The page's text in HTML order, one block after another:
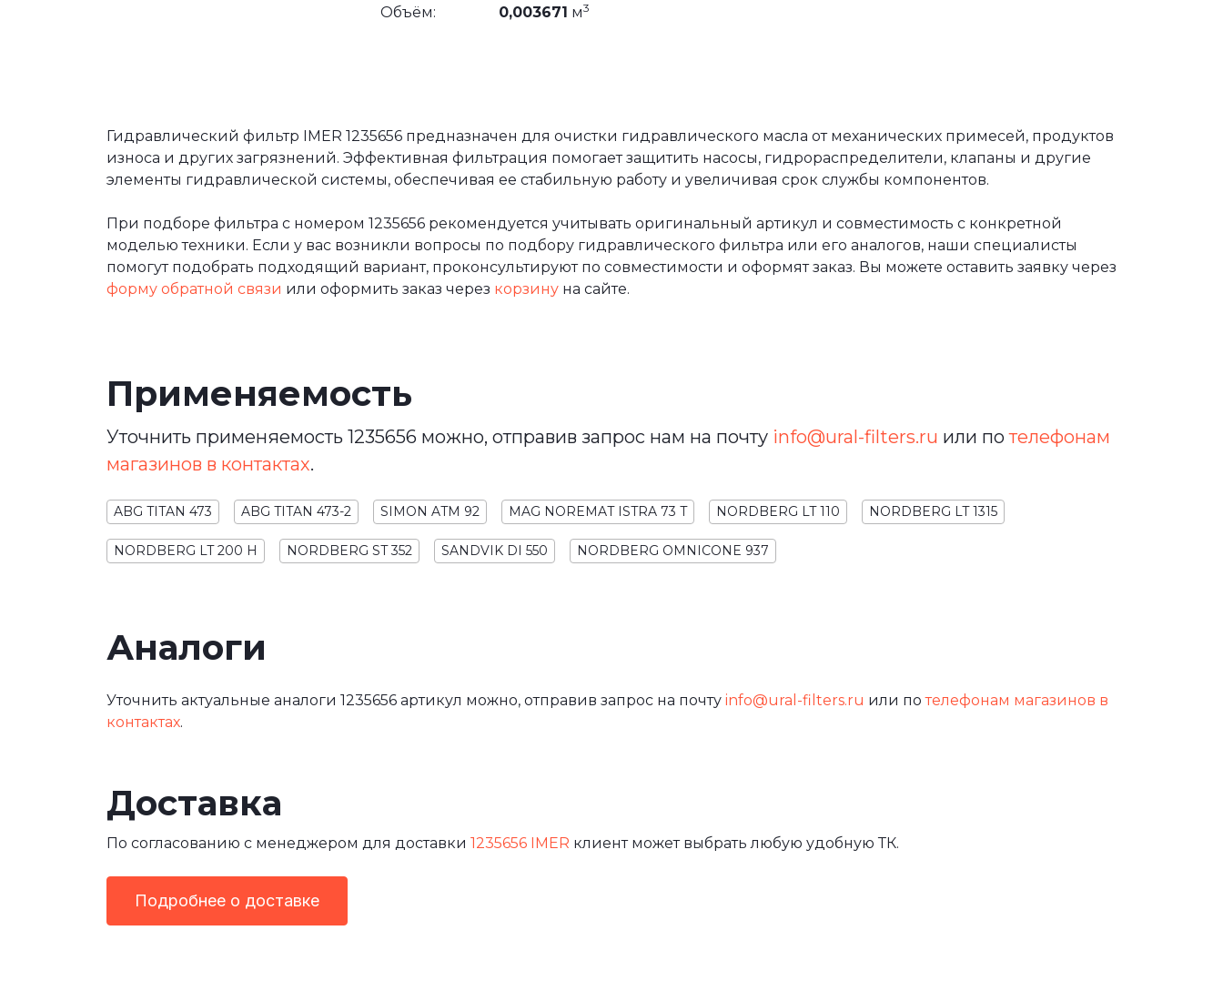
Объём: 0,003671 м3
Гидравлический фильтр IMER 1235656 предназначен для очистки гидравлического масла от механических примесей, продуктов
износа и других загрязнений. Эффективная фильтрация помогает защитить насосы, гидрораспределители, клапаны и другие
элементы гидравлической системы, обеспечивая ее стабильную работу и увеличивая срок службы компонентов.
При подборе фильтра с номером 1235656 рекомендуется учитывать оригинальный артикул и совместимость с конкретной
моделью техники. Если у вас возникли вопросы по подбору гидравлического фильтра или его аналогов, наши специалисты
помогут подобрать подходящий вариант, проконсультируют по совместимости и оформят заказ. Вы можете оставить заявку через
форму обратной связи или оформить заказ через корзину на сайте.
Применяемость
Уточнить применяемость 1235656 можно, отправив запрос нам на почту info@ural-filters.ru или потелефонам
магазинов в контактах.
ABG TITAN 473 ABG TITAN 473-2 SIMON ATM 92 MAG NOREMAT ISTRA 73 T NORDBERG LT 110 NORDBERG LT 1315
NORDBERG LT 200 H NORDBERG ST 352 SANDVIK DI 550 NORDBERG OMNICONE 937
Аналоги
Уточнить актуальные аналоги 1235656 артикул можно, отправив запрос на почту info@ural-filters.ru или потелефонам магазинов в
контактах.
Доставка
По согласованию с менеджером для доставки 1235656 IMER клиент может выбрать любую удобную ТК.
Подробнее о доставке